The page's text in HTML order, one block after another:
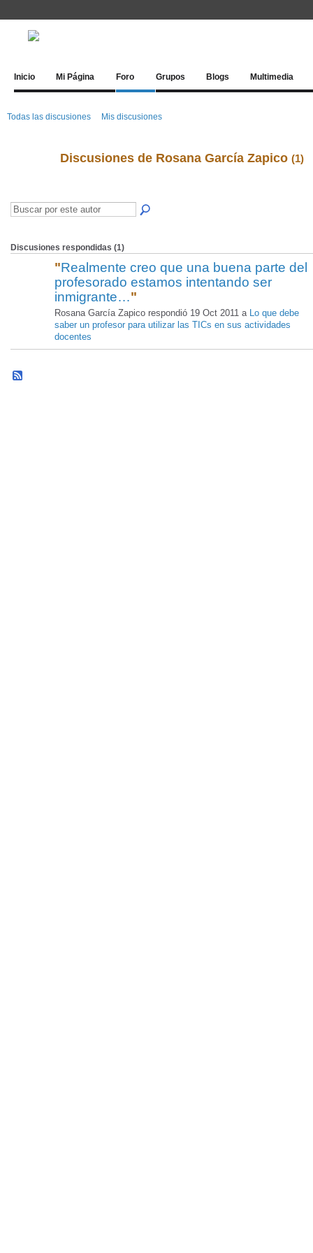
Inicio Mi Página Foro Grupos Blogs Multimedia
Todas las discusiones Mis discusiones
Discusiones de Rosana García Zapico (1)
Discusiones respondidas (1)
"Realmente creo que una buena parte del
profesorado estamos intentando ser
inmigrante…"
Rosana García Zapico respondió 19 Oct 2011 a Lo que debe
saber un profesor para utilizar las TICs en sus actividades
docentes